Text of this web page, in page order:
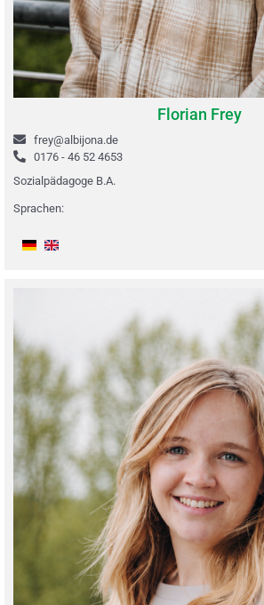
Florian Frey
frey@albijona.de
0176 - 46 52 4653
Sozialpädagoge B.A.
Sprachen: